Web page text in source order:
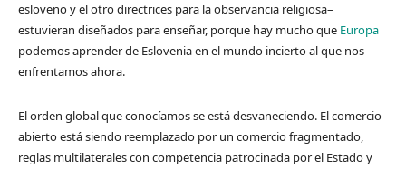
esloveno y el otro directrices para la observancia religiosa–
estuvieran diseñados para enseñar, porque hay mucho que Europa
podemos aprender de Eslovenia en el mundo incierto al que nos
enfrentamos ahora.
El orden global que conocíamos se está desvaneciendo. El comercio
abierto está siendo reemplazado por un comercio fragmentado,
reglas multilaterales con competencia patrocinada por el Estado y